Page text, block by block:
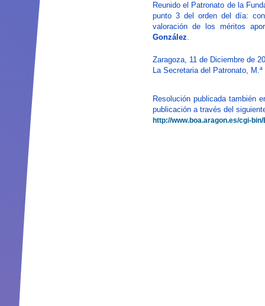
Reunido el Patronato de la
punto 3 del orden del día:
valoración de los méritos
González.
Zaragoza, 11 de Diciembre de
La Secretaria del Patronato,
Resolución publicada también
publicación a través del
http://www.boa.aragon.es/cgi-